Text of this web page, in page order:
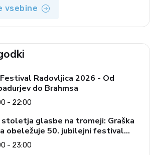
vsebine
Radovljica 2026 - Od
do Brahmsa
- 22:00
glasbe na tromeji: Graška
obeležuje 50. jubilejni festival
zabavne glasbe
- 23:00